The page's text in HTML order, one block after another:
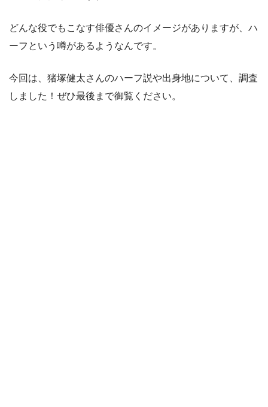
どんな役でもこなす俳優さんのイメージがありますが、ハ
ーフという噂があるようなんです。
今回は、猪塚健太さんのハーフ説や出身地について、調査
しました！ぜひ最後まで御覧ください。